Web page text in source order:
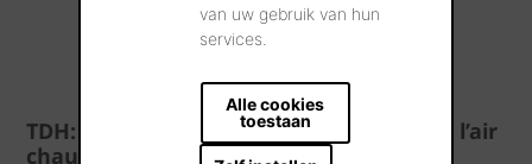
van uw gebruik van hun
services.
Alle cookies
toestaan
TDH: Nouveau ventilateur pour envoyer l’air
chaud récupéré du four vers le séchoir